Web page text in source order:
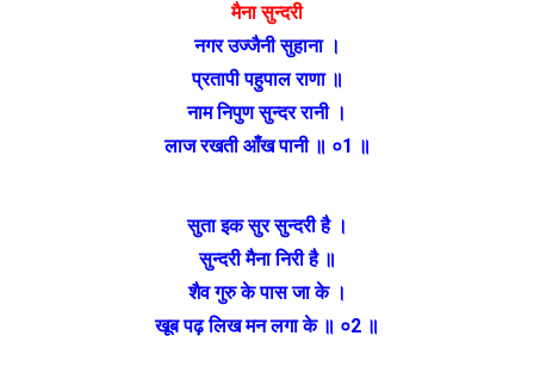
मैना सुन्दरी
नगर उज्जैनी सुहाना ।
प्रतापी पहुपाल राणा ॥
नाम निपुण सुन्दर रानी ।
लाज रखती आँख पानी ॥ ०1 ॥
सुता इक सुर सुन्दरी है ।
सुन्दरी मैना निरी है ॥
शैव गुरु के पास जा के ।
खूब पढ़ लिख मन लगा के ॥ ०2 ॥